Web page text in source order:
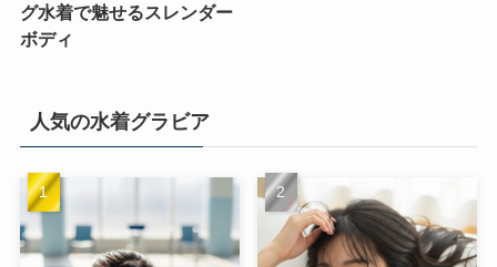
グ水着で魅せるスレンダー
ボディ
人気の水着グラビア